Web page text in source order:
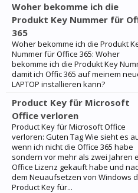
Woher bekomme ich die
Produkt Key Nummer für
365
Woher bekomme ich die Produkt
Nummer für Office 365: Woher
bekomme ich die Produkt Key
damit ich Offic 365 auf meinem
LAPTOP installieren kann?
Product Key für Microsoft
Office verloren
Product Key für Microsoft Office
verloren: Guten Tag Wie sieht es
wenn ich nicht die Office 365 habe
sondern vor mehr als zwei Jahren
Office Lizenz gekauft habe und
dem Neuaufsetzen von Windows
Product Key für...